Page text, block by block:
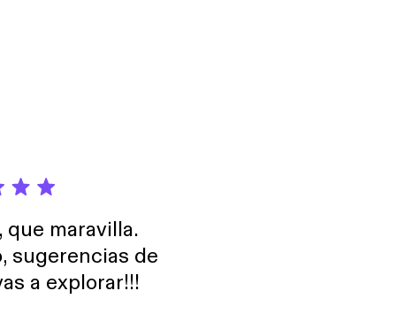
que maravilla.
sugerencias de
a explorar!!!